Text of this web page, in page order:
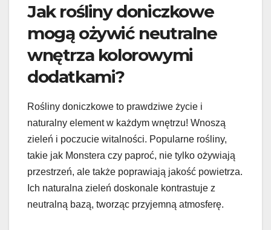
Jak rośliny doniczkowe
mogą ożywić neutralne
wnętrza kolorowymi
dodatkami?
Rośliny doniczkowe to prawdziwe życie i
naturalny element w każdym wnętrzu! Wnoszą
zieleń i poczucie witalności. Popularne rośliny,
takie jak Monstera czy paproć, nie tylko ożywiają
przestrzeń, ale także poprawiają jakość powietrza.
Ich naturalna zieleń doskonale kontrastuje z
neutralną bazą, tworząc przyjemną atmosferę.